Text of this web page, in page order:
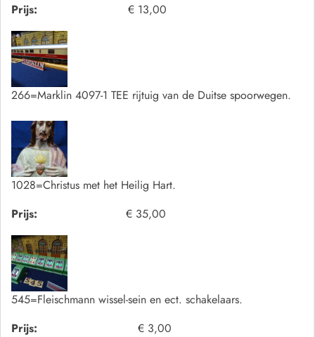
Prijs: € 13,00
266=Marklin 4097-1 TEE rijtuig van de Duitse spoorwegen.
1028=Christus met het Heilig Hart.
Prijs:
€ 35,00
545=Fleischmann wissel-sein en ect. schakelaars.
Prijs:
€ 3,00